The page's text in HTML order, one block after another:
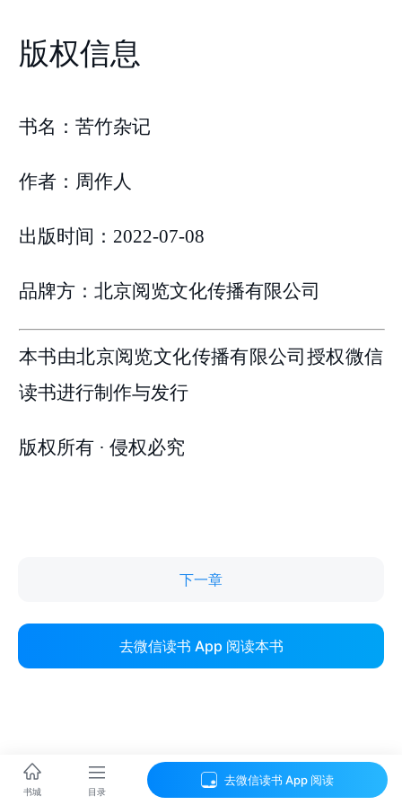
下一章
去微信读书 App 阅读本书
书城 目录
去微信读书 App 阅读